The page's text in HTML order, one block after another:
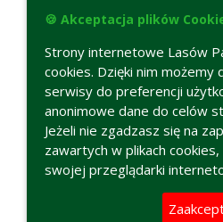
🍪 Akceptacja plików
Strony internetowe Lasów
cookies. Dzięki nim
serwisy do preferencji
anonimowe dane do celów
Jeżeli nie zgadzasz się na
zawartych w plikach
swojej przeglądarki